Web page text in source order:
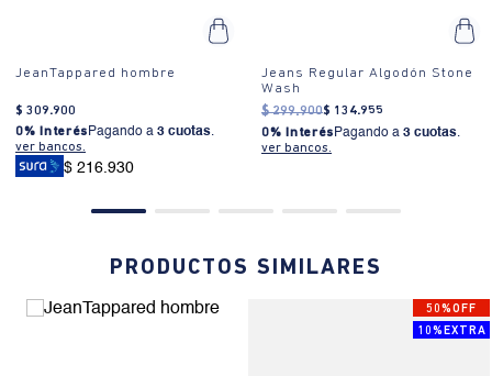
JeanTappared hombre
$ 309.900
0% Interés Pagando a 3 cuotas.
ver bancos.
$ 216.930
Jeans Regular Algodón Stone
Wash
$ 299.900$ 134.955
0% Interés Pagando a 3 cuotas.
ver bancos.
PRODUCTOS SIMILARES
50%OFF
10%EXTRA